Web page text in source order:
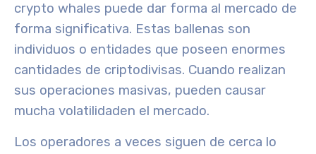
crypto whales puede dar forma al mercado de
forma significativa. Estas ballenas son
individuos o entidades que poseen enormes
cantidades de criptodivisas. Cuando realizan
sus operaciones masivas, pueden causar
mucha volatilidaden el mercado.
Los operadores a veces siguen de cerca lo